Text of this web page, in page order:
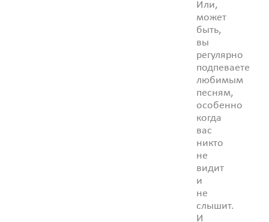
Или,
может
быть,
вы
регулярно
подпеваете
любимым
песням,
особенно
когда
вас
никто
не
видит
и
не
слышит.
И